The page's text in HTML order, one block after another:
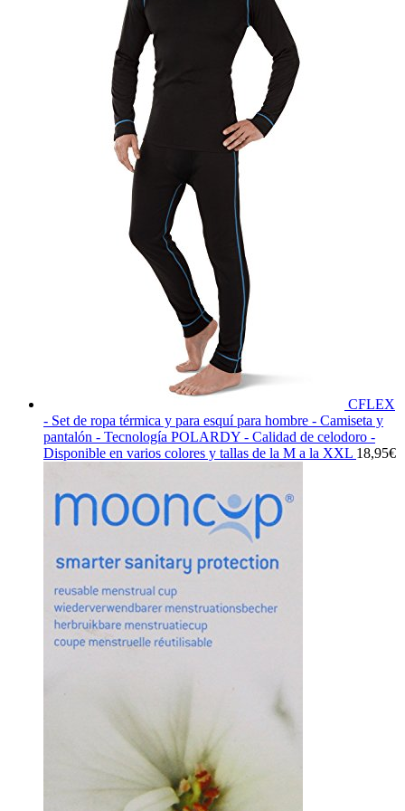
CFLEX
- Set de ropa térmica y para esquí para hombre - Camiseta y
pantalón - Tecnología POLARDY - Calidad de celodoro -
Disponible en varios colores y tallas de la M a la XXL 18,95€